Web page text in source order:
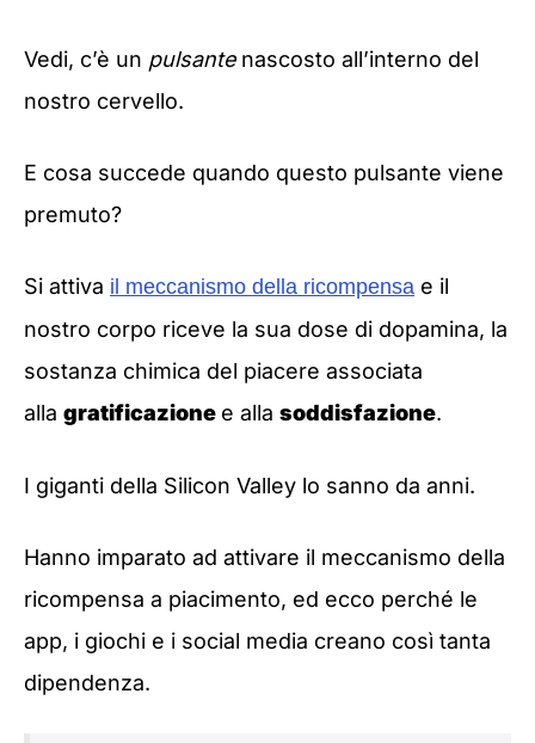
Vedi, c’è un pulsantenascosto all’interno del
nostro cervello.
E cosa succede quando questo pulsante viene
premuto?
Si attiva il meccanismo della ricompensa e il
nostro corpo riceve la sua dose di dopamina, la
sostanza chimica del piacere associata
alla gratificazione e alla soddisfazione.
I giganti della Silicon Valley lo sanno da anni.
Hanno imparato ad attivare il meccanismo della
ricompensa a piacimento, ed ecco perché le
app, i giochi e i social media creano così tanta
dipendenza.